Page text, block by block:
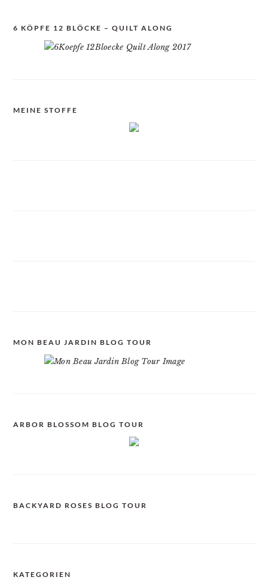
6 KÖPFE 12 BLÖCKE – QUILT ALONG
MEINE STOFFE
MON BEAU JARDIN BLOG TOUR
ARBOR BLOSSOM BLOG TOUR
BACKYARD ROSES BLOG TOUR
KATEGORIEN